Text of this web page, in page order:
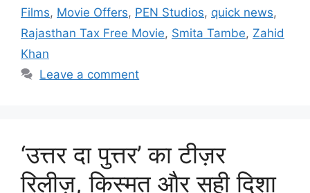
Films, Movie Offers, PEN Studios, quick news,
Rajasthan Tax Free Movie, Smita Tambe, Zahid
Khan
Leave a comment
‘उत्तर दा पुत्तर’ का टीज़र
रिलीज़, किस्मत और सही दिशा